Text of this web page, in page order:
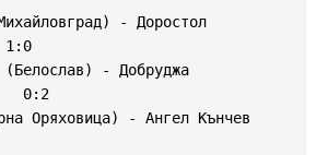
- Доростол
1:0
(Белослав) - Добруджа
0:2
Оряховица) - Ангел Кънчев